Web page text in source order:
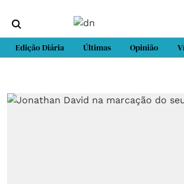
Edição Diária Últimas Opinião